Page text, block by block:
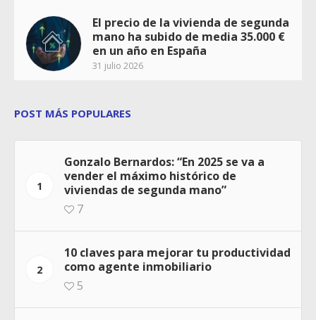
El precio de la vivienda de segunda
mano ha subido de media 35.000 €
en un año en España
31 julio 2026
POST MÁS POPULARES
1
Gonzalo Bernardos: “En 2025 se va a
vender el máximo histórico de
viviendas de segunda mano”
7
2
10 claves para mejorar tu productividad
como agente inmobiliario
5